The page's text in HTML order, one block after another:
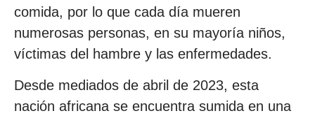
comida, por lo que cada día mueren
numerosas personas, en su mayoría niños,
víctimas del hambre y las enfermedades.
Desde mediados de abril de 2023, esta
nación africana se encuentra sumida en una